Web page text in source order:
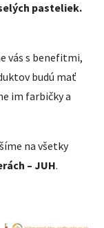
pasteliek.
vás s benefitmi,
budú mať
im farbičky a
na všetky
– JUH.